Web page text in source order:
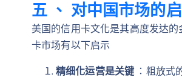
五 、 对中国市场的
美国的信用卡文化是其高度发达
卡市场有以下启示
精细化运营是关键 ：粗放式